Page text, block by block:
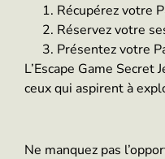
Récupérez votre
Réservez votre
Présentez votre
L’Escape Game
ceux qui aspirent à
Ne manquez pas